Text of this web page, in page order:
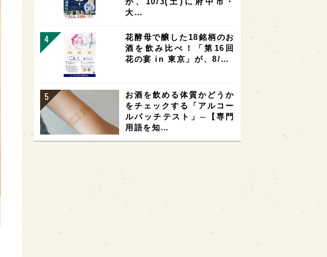
大…
花酵母で醸した18銘柄のお
酒を飲み比べ！「第16回
花の宴 in 東京」が、8/…
お酒を飲める体質かどうか
をチェックする「アルコー
ルパッチテスト」─【専門
用語を知…